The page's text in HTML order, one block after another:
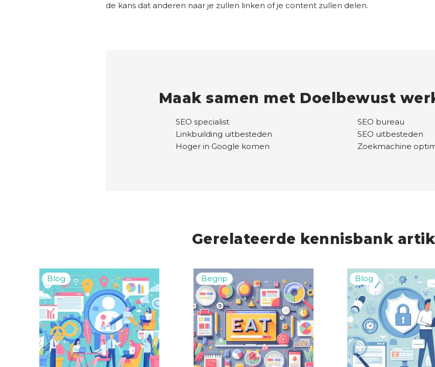
de kans dat anderen naar je zullen linken of je content zullen delen.
Gerelateerde kennisbank
Maak samen met Doelbewust
SEO specialist
SEO bureau
Linkbuilding uitbesteden
SEO uitbesteden
Hoger in Google komen
Zoekmachine